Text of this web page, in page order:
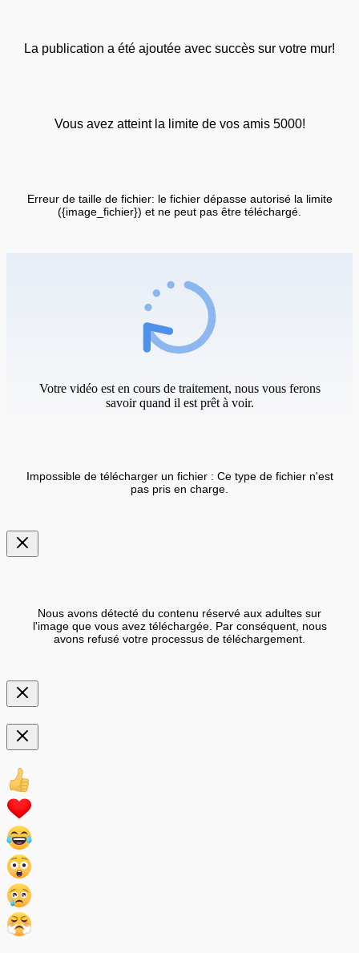
La publication a été ajoutée avec succès sur votre mur!
Vous avez atteint la limite de vos amis 5000!
Erreur de taille de fichier: le fichier dépasse autorisé la limite
({image_fichier}) et ne peut pas être téléchargé.
Votre vidéo est en cours de traitement, nous vous ferons
savoir quand il est prêt à voir.
Impossible de télécharger un fichier : Ce type de fichier n'est
pas pris en charge.
Nous avons détecté du contenu réservé aux adultes sur
l'image que vous avez téléchargée. Par conséquent, nous
avons refusé votre processus de téléchargement.